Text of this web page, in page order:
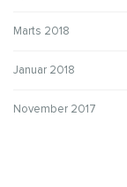
Marts 2018
Januar 2018
November 2017